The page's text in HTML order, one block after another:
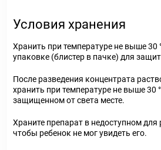
Условия хранения
Хранить при температуре не выше 30
упаковке (блистер в пачке) для
После разведения концентрата
хранить при температуре не выше 30
защищенном от света месте.
Храните препарат в недоступном для
чтобы ребенок не мог увидеть его.